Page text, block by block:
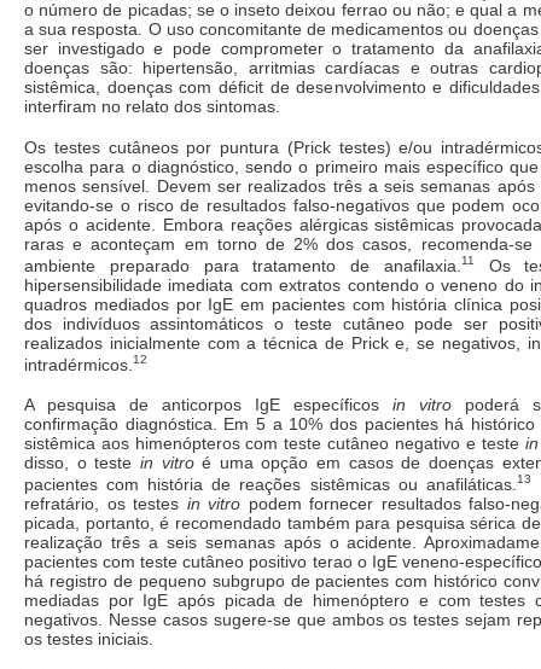
o número de picadas; se o inseto deixou ferrao ou não; e qual a
a sua resposta. O uso concomitante de medicamentos ou
ser investigado e pode comprometer o tratamento da
doenças são: hipertensão, arritmias cardíacas e outras
sistêmica, doenças com déficit de desenvolvimento e
interfiram no relato dos sintomas.
Os testes cutâneos por puntura (Prick testes) e/ou
escolha para o diagnóstico, sendo o primeiro mais específico
menos sensível. Devem ser realizados três a seis semanas
evitando-se o risco de resultados falso-negativos que podem
após o acidente. Embora reações alérgicas sistêmicas
raras e aconteçam em torno de 2% dos casos, recomenda-se
ambiente preparado para tratamento de anafilaxia. 11
Os
hipersensibilidade imediata com extratos contendo o veneno do
quadros mediados por IgE em pacientes com história clínica
dos indivíduos assintomáticos o teste cutâneo pode ser
realizados inicialmente com a técnica de Prick e, se negativos,
intradérmicos. 12
A pesquisa de anticorpos IgE específicos in vitro poderá
confirmação diagnóstica. Em 5 a 10% dos pacientes há
sistêmica aos himenópteros com teste cutâneo negativo e teste
disso, o teste in vitroé uma opção em casos de doenças
pacientes com história de reações sistêmicas ou anafiláticas. 13
refratário, os testes in vitro podem fornecer resultados falso-
picada, portanto, é recomendado também para pesquisa sérica
realização três a seis semanas após o acidente.
pacientes com teste cutâneo positivo terao o IgE veneno-
há registro de pequeno subgrupo de pacientes com histórico
mediadas por IgE após picada de himenóptero e com testes
negativos. Nesse casos sugere-se que ambos os testes sejam
os testes iniciais.